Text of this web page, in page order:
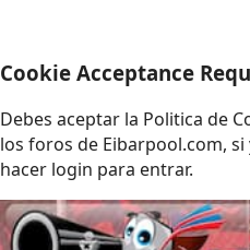
Cookie Acceptance
Debes aceptar la Politica de
los foros de Eibarpool.com,
hacer login para entrar.